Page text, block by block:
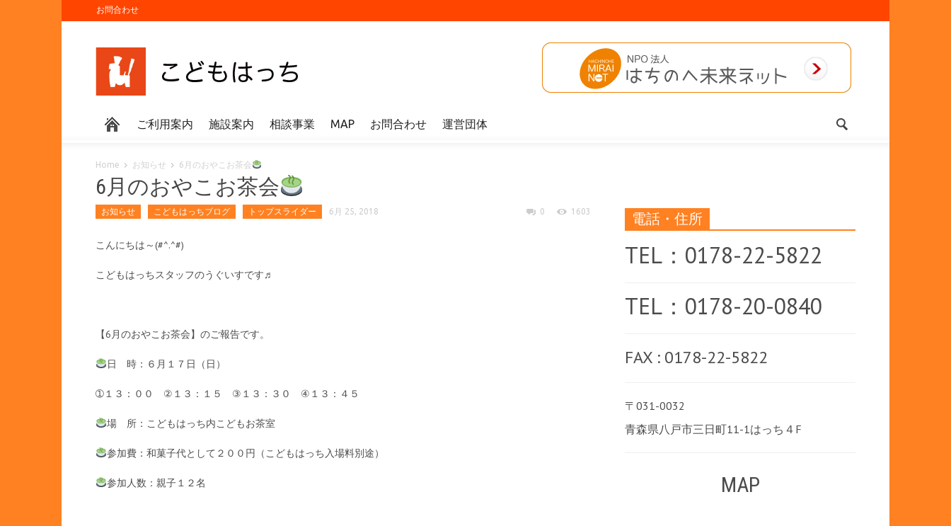
お問合わせ
ご利用案内 施設案内 相談事業 MAP お問合わせ 運営団体
Home お知らせ 6月のおやこお茶会
6月のおやこお茶会
お知らせ こどもはっちブログ トップスライダー 6月 25, 2018 0 1603
こんにちは～(#^.^#)
こどもはっちスタッフのうぐいすです♬
【6月のおやこお茶会】のご報告です。
日 時：６月１７日（日）
➀１３：００ ②１３：１５ ③１３：３０ ④１３：４５
場 所：こどもはっち内こどもお茶室
参加費：和菓子代として２００円（こどもはっち入場料別途）
参加人数：親子１２名
電話・住所
TEL：0178-22-5822
TEL：0178-20-0840
FAX : 0178-22-5822
〒031-0032
青森県八戸市三日町11-1はっち４F
MAP